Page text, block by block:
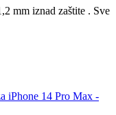
mm iznad zaštite . Sve
iPhone 14 Pro Max -